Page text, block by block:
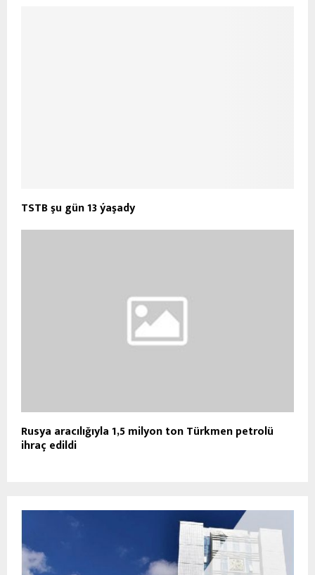
TSTB şu gün 13 ýaşady
Rusya aracılığıyla 1,5 milyon ton Türkmen petrolü
ihraç edildi